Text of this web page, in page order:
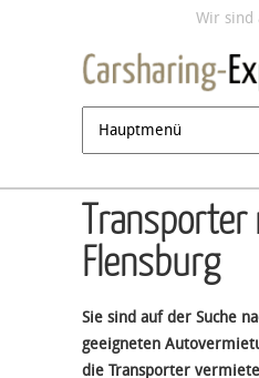
Jump to
Wir sind
Transporter
Flensburg
Sie sind auf der Suche
geeigneten
die Transporter